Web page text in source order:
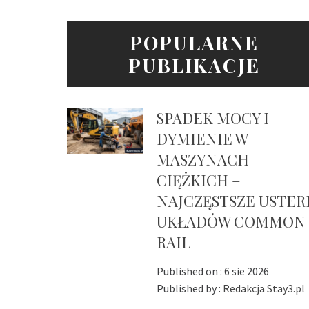
POPULARNE
PUBLIKACJE
SPADEK MOCY I
DYMIENIE W
MASZYNACH
CIĘŻKICH –
NAJCZĘSTSZE
UKŁADÓW COMMON
RAIL
Published on : 6 sie 2026
Published by : Redakcja Stay3.pl